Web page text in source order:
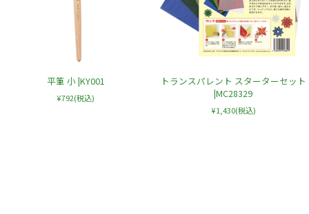
平筆 小 |KY001
¥792(税込)
トランスパレント スターターセット
|MC28329
¥1,430(税込)